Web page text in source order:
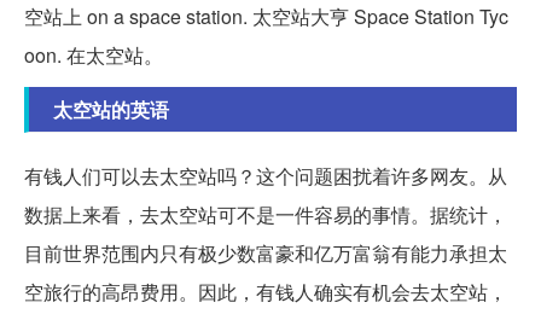
空站上 on a space station. 太空站大亨 Space Station Tyc
oon. 在太空站。
太空站的英语
有钱人们可以去太空站吗？这个问题困扰着许多网友。从
数据上来看，去太空站可不是一件容易的事情。据统计，
目前世界范围内只有极少数富豪和亿万富翁有能力承担太
空旅行的高昂费用。因此，有钱人确实有机会去太空站，